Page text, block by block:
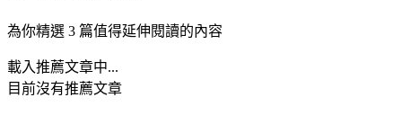
為你精選 3 篇值得延伸閱讀的內容
載入推薦文章中...
目前沒有推薦文章